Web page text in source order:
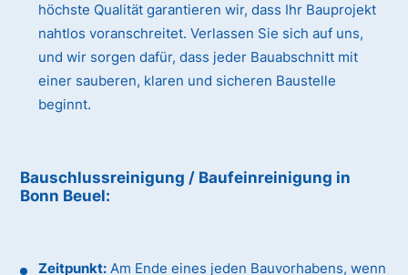
höchste Qualität garantieren wir, dass Ihr Bauprojekt
nahtlos voranschreitet. Verlassen Sie sich auf uns,
und wir sorgen dafür, dass jeder Bauabschnitt mit
einer sauberen, klaren und sicheren Baustelle
beginnt.
Bauschlussreinigung / Baufeinreinigung in
Bonn Beuel:
Zeitpunkt: Am Ende eines jeden Bauvorhabens, wenn